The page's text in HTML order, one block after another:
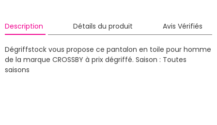
Description Détails du produit Avis Vérifiés
Dégriffstock vous propose ce pantalon en toile pour homme
de la marque CROSSBY à prix dégriffé. Saison : Toutes
saisons